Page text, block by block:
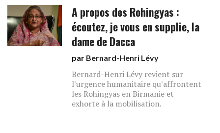
A propos des Rohingyas :
écoutez, je vous en supplie, la
dame de Dacca
par Bernard-Henri Lévy
Bernard-Henri Lévy revient sur
l'urgence humanitaire qu'affrontent
les Rohingyas en Birmanie et
exhorte à la mobilisation.